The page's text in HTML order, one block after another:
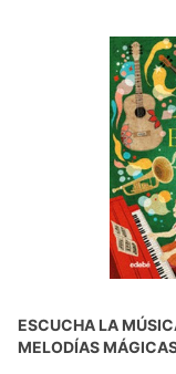
ESCUCHA LA
MELODÍAS